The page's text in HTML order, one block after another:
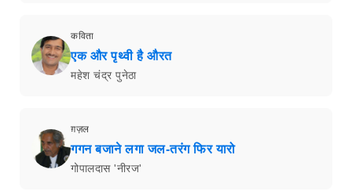
कविता
एक और पृथ्वी है औरत
महेश चंद्र पुनेठा
ग़ज़ल
गगन बजाने लगा जल-तरंग फिर यारो
गोपालदास 'नीरज'